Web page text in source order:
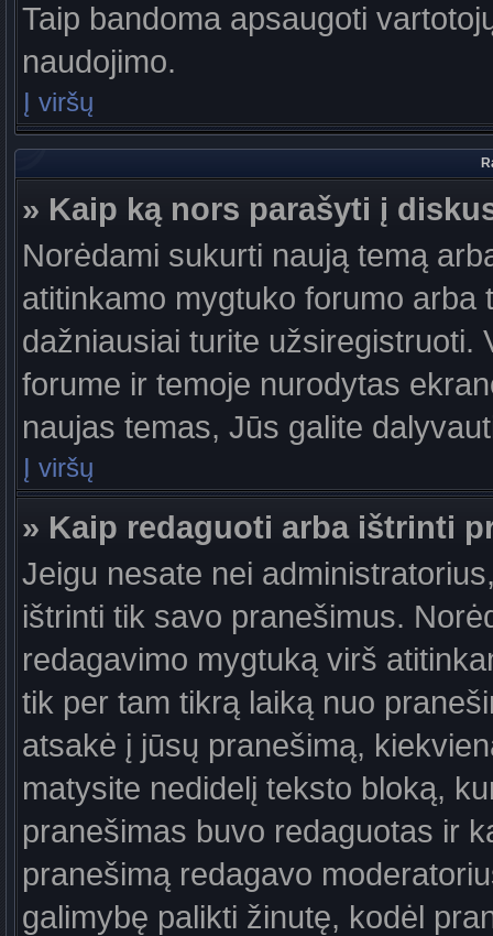
Taip bandoma apsaugoti
naudojimo.
Į viršų
» Kaip ką nors parašyti į
Norėdami sukurti naują temą
atitinkamo mygtuko forumo
dažniausiai turite užsiregistruoti.
forume ir temoje nurodytas
naujas temas, Jūs galite
Į viršų
» Kaip redaguoti arba ištrinti
Jeigu nesate nei
ištrinti tik savo pranešimus.
redagavimo mygtuką virš
tik per tam tikrą laiką nuo
atsakė į jūsų pranešimą,
matysite nedidelį teksto bloką,
pranešimas buvo redaguotas ir
pranešimą redagavo
galimybę palikti žinutę, kodėl